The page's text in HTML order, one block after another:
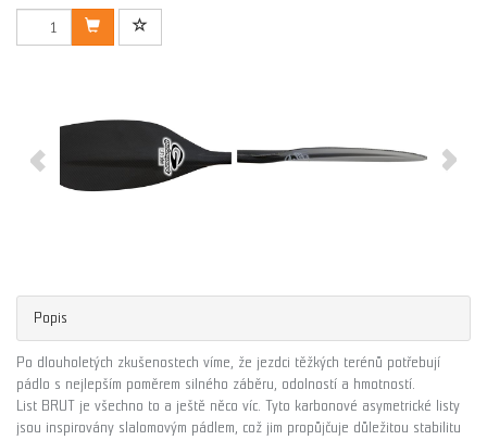
Popis
Po dlouholetých zkušenostech víme, že jezdci těžkých terénů potřebují
pádlo s nejlepším poměrem silného záběru, odolností a hmotností.
List BRUT je všechno to a ještě něco víc. Tyto karbonové asymetrické listy
jsou inspirovány slalomovým pádlem, což jim propůjčuje důležitou stabilitu